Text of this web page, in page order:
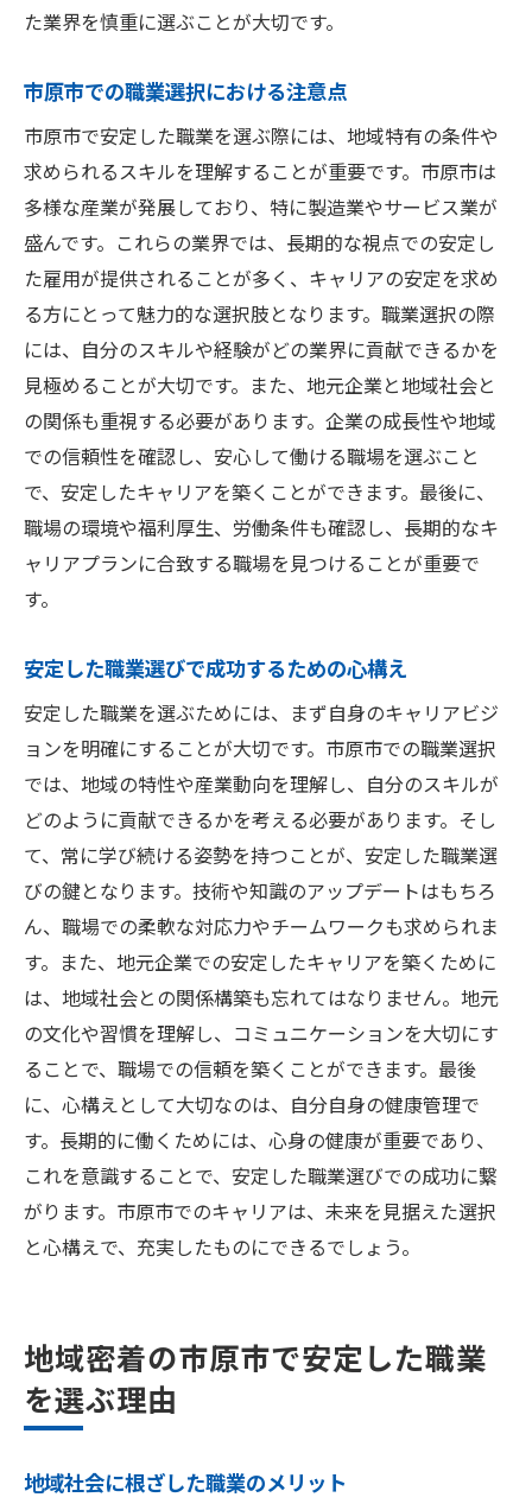
た業界を慎重に選ぶことが大切です。
市原市での職業選択における注意点
市原市で安定した職業を選ぶ際には、地域特有の条件や
求められるスキルを理解することが重要です。市原市は
多様な産業が発展しており、特に製造業やサービス業が
盛んです。これらの業界では、長期的な視点での安定し
た雇用が提供されることが多く、キャリアの安定を求め
る方にとって魅力的な選択肢となります。職業選択の際
には、自分のスキルや経験がどの業界に貢献できるかを
見極めることが大切です。また、地元企業と地域社会と
の関係も重視する必要があります。企業の成長性や地域
での信頼性を確認し、安心して働ける職場を選ぶこと
で、安定したキャリアを築くことができます。最後に、
職場の環境や福利厚生、労働条件も確認し、長期的なキ
ャリアプランに合致する職場を見つけることが重要で
す。
安定した職業選びで成功するための心構え
安定した職業を選ぶためには、まず自身のキャリアビジ
ョンを明確にすることが大切です。市原市での職業選択
では、地域の特性や産業動向を理解し、自分のスキルが
どのように貢献できるかを考える必要があります。そし
て、常に学び続ける姿勢を持つことが、安定した職業選
びの鍵となります。技術や知識のアップデートはもちろ
ん、職場での柔軟な対応力やチームワークも求められま
す。また、地元企業での安定したキャリアを築くために
は、地域社会との関係構築も忘れてはなりません。地元
の文化や習慣を理解し、コミュニケーションを大切にす
ることで、職場での信頼を築くことができます。最後
に、心構えとして大切なのは、自分自身の健康管理で
す。長期的に働くためには、心身の健康が重要であり、
これを意識することで、安定した職業選びでの成功に繋
がります。市原市でのキャリアは、未来を見据えた選択
と心構えで、充実したものにできるでしょう。
地域密着の市原市で安定した職業
を選ぶ理由
地域社会に根ざした職業のメリット